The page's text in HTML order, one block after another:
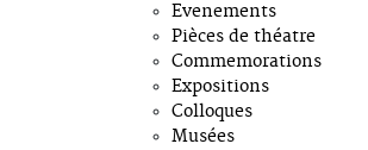
Evenements
Pièces de théatre
Commemorations
Expositions
Colloques
Musées